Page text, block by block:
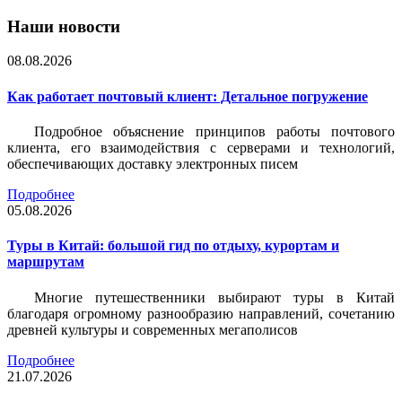
Наши новости
08.08.2026
Как работает почтовый клиент: Детальное погружение
Подробное объяснение принципов работы почтового
клиента, его взаимодействия с серверами и технологий,
обеспечивающих доставку электронных писем
Подробнее
05.08.2026
Туры в Китай: большой гид по отдыху, курортам и
маршрутам
Многие путешественники выбирают туры в Китай
благодаря огромному разнообразию направлений, сочетанию
древней культуры и современных мегаполисов
Подробнее
21.07.2026